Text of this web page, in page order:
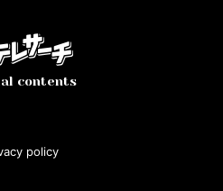
contents
policy